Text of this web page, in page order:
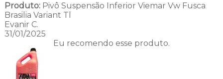
Produto:Pivô Suspensão Inferior Viemar Vw Fusca
Brasilia Variant Tl
Evanir C.
31/01/2025
Eu recomendo esse produto.